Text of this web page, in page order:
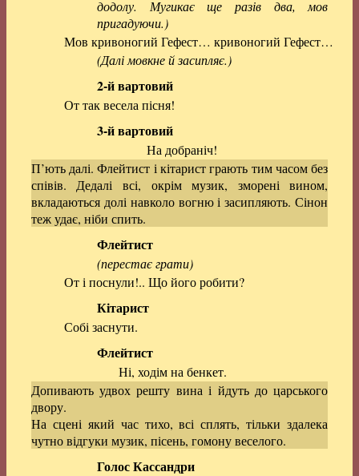
додолу. Мугикає ще разів два, мов
пригадуючи.)
Мов кривоногий Гефест… кривоногий Гефест…
(Далі мовкне й засипляє.)
2-й вартовий
От так весела пісня!
3-й вартовий
На добраніч!
П’ють далі. Флейтист і кітарист грають тим часом без
співів. Дедалі всі, окрім музик, зморені вином,
вкладаються долі навколо вогню і засипляють. Сінон
теж удає, ніби спить.
Флейтист
(перестає грати)
От і поснули!.. Що його робити?
Кітарист
Собі заснути.
Флейтист
Ні, ходім на бенкет.
Допивають удвох решту вина і йдуть до царського
двору.
На сцені який час тихо, всі сплять, тільки здалека
чутно відгуки музик, пісень, гомону веселого.
Голос Кассандри